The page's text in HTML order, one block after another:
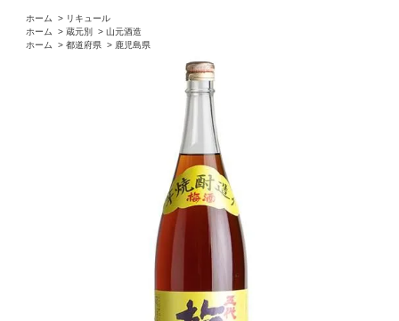
ホーム > リキュール
ホーム
> 蔵元別 > 山元酒造
ホーム
> 都道府県 > 鹿児島県